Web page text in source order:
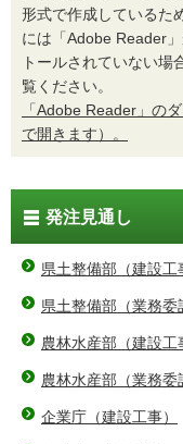
形式で作成しているた
には「Adobe Reader
トールされていない場
覧ください。
「Adobe Reader」の
で開きます）。
発注見通し
県土整備部（建設工
県土整備部（業務委
農林水産部（建設工
農林水産部（業務委
企業庁（建設工事）